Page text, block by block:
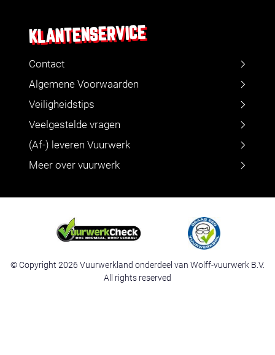
KLANTENSERVICE
Contact
Algemene Voorwaarden
Veiligheidstips
Veelgestelde vragen
(Af-) leveren Vuurwerk
Meer over vuurwerk
© Copyright 2026 Vuurwerkland onderdeel van Wolff-vuurwerk B.V.
All rights reserved